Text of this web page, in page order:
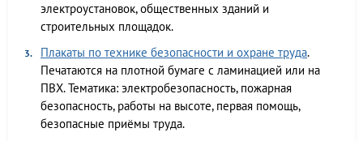
электроустановок, общественных зданий и
строительных площадок.
Плакаты по технике безопасности и охране труда.
Печатаются на плотной бумаге с ламинацией или на
ПВХ. Тематика: электробезопасность, пожарная
безопасность, работы на высоте, первая помощь,
безопасные приёмы труда.